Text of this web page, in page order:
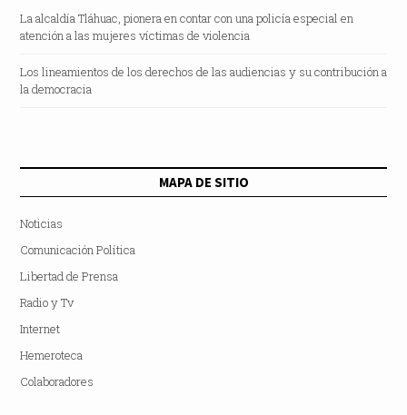
La alcaldía Tláhuac, pionera en contar con una policía especial en
atención a las mujeres víctimas de violencia
Los lineamientos de los derechos de las audiencias y su contribución a
la democracia
MAPA DE SITIO
Noticias
Comunicación Política
Libertad de Prensa
Radio y Tv
Internet
Hemeroteca
Colaboradores